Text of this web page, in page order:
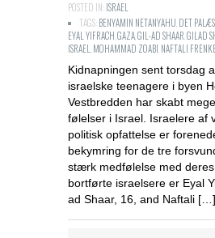
POSTED IN:ISRAEL
TAGS:BENYAMIN NETANYAHU,DET
EYAL YIFRACH,GAZA,GIL-AD SHAAR,GILAD
ISRAEL,MOHAMMAD ZOABI,NAFTALI
Kidnapningen sent torsdag
israelske teenagere i byen
Vestbredden har skabt
følelser i Israel. Israelere af
politisk opfattelse er
bekymring for de tre
stærk medfølelse med
bortførte israelsere er Eyal
ad Shaar, 16, and Naftali […]